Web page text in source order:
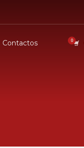
Contactos